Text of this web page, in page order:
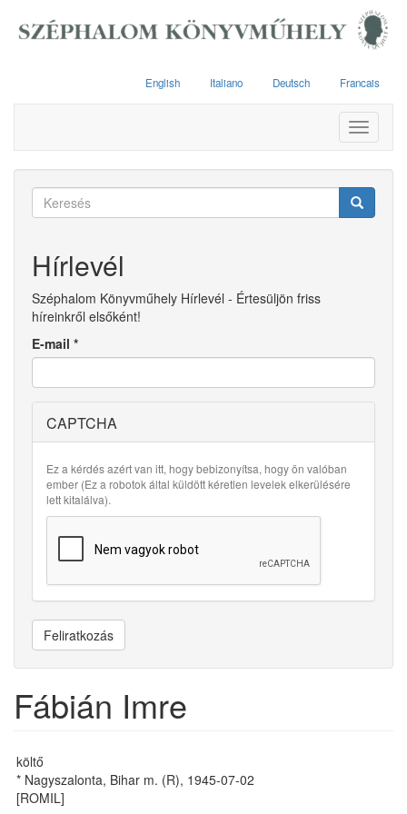
English Italiano Deutsch Francais
Toggle
Keresés
Hírlevél
Széphalom Könyvműhely Hírlevél - Értesüljön friss
híreinkről elsőként!
E-mail *
CAPTCHA
Ez a kérdés azért van itt, hogy bebizonyítsa, hogy ön valóban
ember (Ez a robotok által küldött kéretlen levelek elkerülésére
lett kitalálva).
Feliratkozás
Fábián Imre
költő
* Nagyszalonta, Bihar m. (R), 1945-07-02
[ROMIL]